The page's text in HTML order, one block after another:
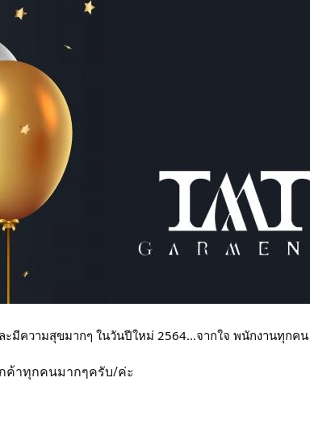
มีความสุขมากๆ ในวันปีใหม่ 2564...จากใจ พนักงานทุกคน
ค้าทุกคนมากๆครับ/ค่ะ